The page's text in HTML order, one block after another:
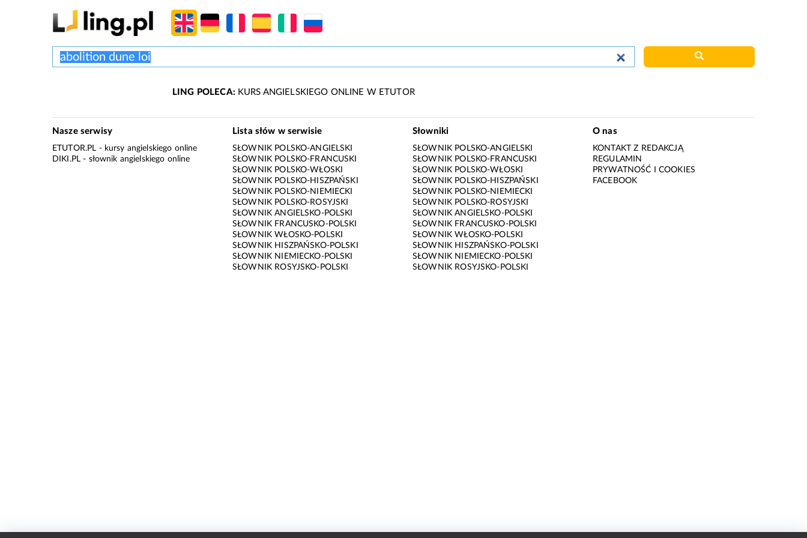
LING POLECA:KURS ANGIELSKIEGO ONLINE W ETUTOR
Nasze serwisy
ETUTOR.PL - kursy angielskiego online
DIKI.PL - słownik angielskiego online
Lista słów w serwisie
SŁOWNIK POLSKO-ANGIELSKI
SŁOWNIK POLSKO-FRANCUSKI
SŁOWNIK POLSKO-WŁOSKI
SŁOWNIK POLSKO-HISZPAŃSKI
SŁOWNIK POLSKO-NIEMIECKI
SŁOWNIK POLSKO-ROSYJSKI
SŁOWNIK ANGIELSKO-POLSKI
SŁOWNIK FRANCUSKO-POLSKI
SŁOWNIK WŁOSKO-POLSKI
SŁOWNIK HISZPAŃSKO-POLSKI
SŁOWNIK NIEMIECKO-POLSKI
SŁOWNIK ROSYJSKO-POLSKI
Słowniki
SŁOWNIK POLSKO-ANGIELSKI
SŁOWNIK POLSKO-FRANCUSKI
SŁOWNIK POLSKO-WŁOSKI
SŁOWNIK POLSKO-HISZPAŃSKI
SŁOWNIK POLSKO-NIEMIECKI
SŁOWNIK POLSKO-ROSYJSKI
SŁOWNIK ANGIELSKO-POLSKI
SŁOWNIK FRANCUSKO-POLSKI
SŁOWNIK WŁOSKO-POLSKI
SŁOWNIK HISZPAŃSKO-POLSKI
SŁOWNIK NIEMIECKO-POLSKI
SŁOWNIK ROSYJSKO-POLSKI
O nas
KONTAKT Z REDAKCJĄ
REGULAMIN
PRYWATNOŚĆ I COOKIES
FACEBOOK